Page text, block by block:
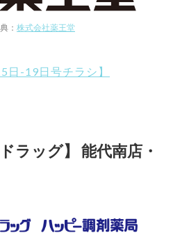
： 株式会社薬王堂
日-19日号チラシ】
ラッグ】 能代南店・